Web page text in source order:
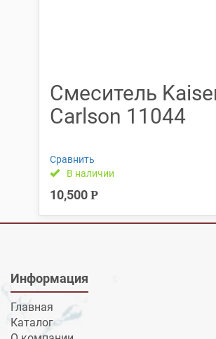
Смеситель
Carlson 11044
Сравнить
В наличии
10,500 Р
Информация
Главная
Каталог